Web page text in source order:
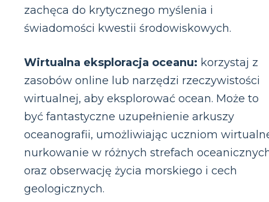
zachęca do krytycznego myślenia i
świadomości kwestii środowiskowych.
Wirtualna eksploracja oceanu: korzystaj z
zasobów online lub narzędzi rzeczywistości
wirtualnej, aby eksplorować ocean. Może to
być fantastyczne uzupełnienie arkuszy
oceanografii, umożliwiając uczniom
nurkowanie w różnych strefach
oraz obserwację życia morskiego i cech
geologicznych.